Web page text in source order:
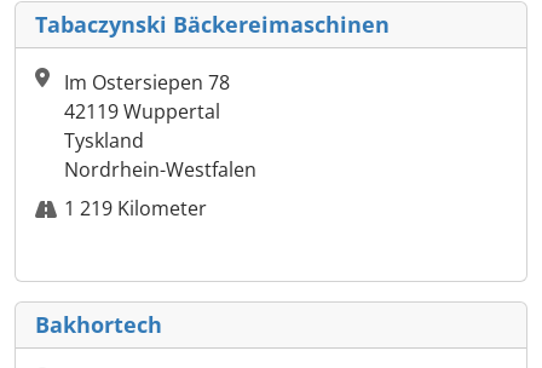
Tabaczynski Bäckereimaschinen
Im Ostersiepen 78
42119 Wuppertal
Tyskland
Nordrhein-Westfalen
1 219 Kilometer
Bakhortech